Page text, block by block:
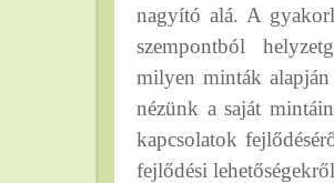
nagyító alá. A
szempontból
milyen minták
nézünk a saját
kapcsolatok
fejlődési